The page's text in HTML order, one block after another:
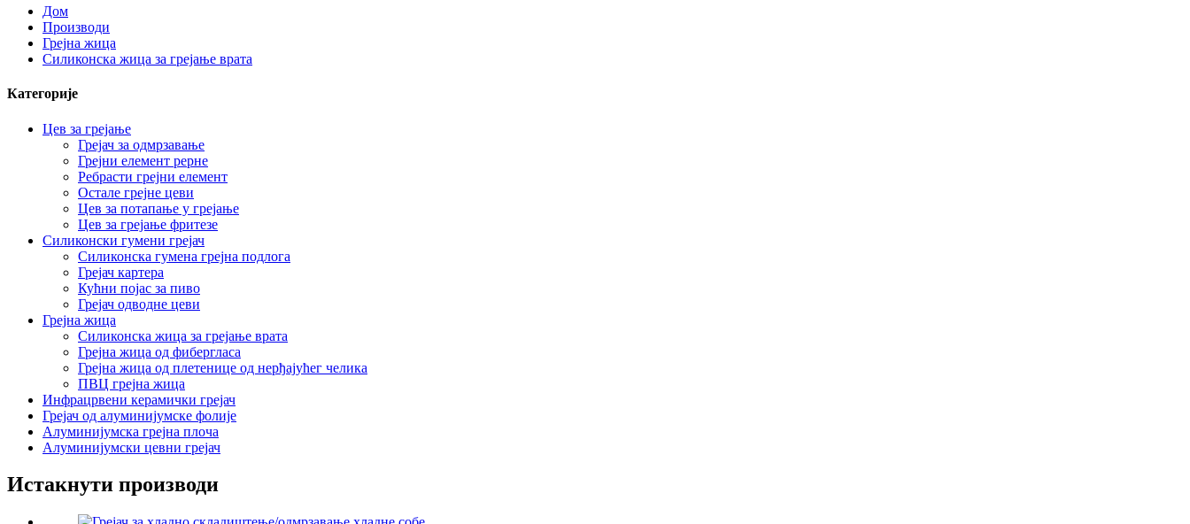
Дом
Производи
Грејна жица
Силиконска жица за грејање врата
Категорије
Цев за грејање
Грејач за одмрзавање
Грејни елемент рерне
Ребрасти грејни елемент
Остале грејне цеви
Цев за потапање у грејање
Цев за грејање фритезе
Силиконски гумени грејач
Силиконска гумена грејна подлога
Грејач картера
Кућни појас за пиво
Грејач одводне цеви
Грејна жица
Силиконска жица за грејање врата
Грејна жица од фибергласа
Грејна жица од плетенице од нерђајућег челика
ПВЦ грејна жица
Инфрацрвени керамички грејач
Грејач од алуминијумске фолије
Алуминијумска грејна плоча
Алуминијумски цевни грејач
Истакнути производи